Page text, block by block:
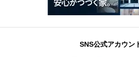
SNS公式アカウン